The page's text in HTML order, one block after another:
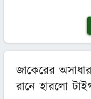
জাকেরের
রানে হারলো